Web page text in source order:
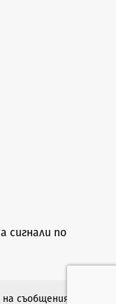
сигнали по
съобщенията